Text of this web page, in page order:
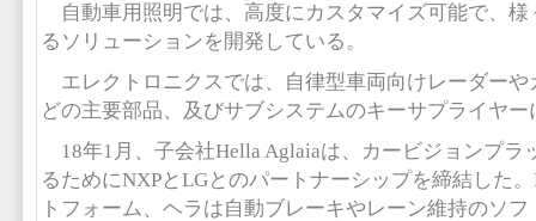
自動車用照明では、高度にカスタマイズ可能で、様
るソリューションを開発している。
エレクトロニクスでは、自律型車両向けレーダーや
どの主要部品、及びサブシステムのキーサプライヤ
18年1月、子会社Hella Aglaiaは、カービジョンプラ
るためにNXPとLGとのパートナーシップを締結した
トフォーム、ヘラは自動ブレーキやレーン維持のソ